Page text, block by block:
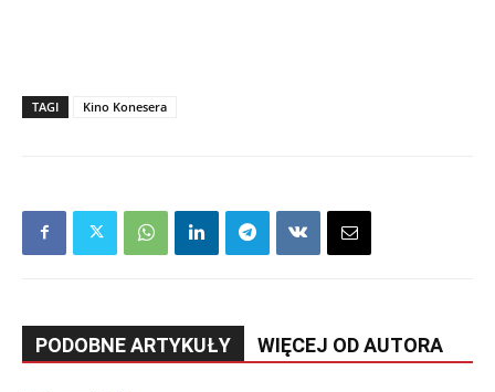
TAGI Kino Konesera
PODOBNE ARTYKUŁY WIĘCEJ OD AUTORA